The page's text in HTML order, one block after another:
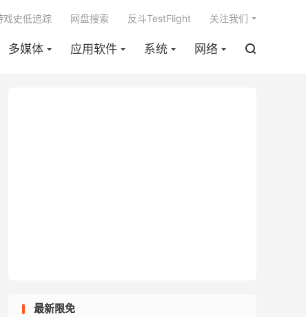
多媒体 应用软件 系统 网络 
戏史低追踪 网盘搜索 反斗TestFlight 关注我们
最新限免